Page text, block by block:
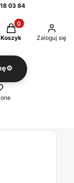
03 84
Produkty w
Koszyk Zaloguj się